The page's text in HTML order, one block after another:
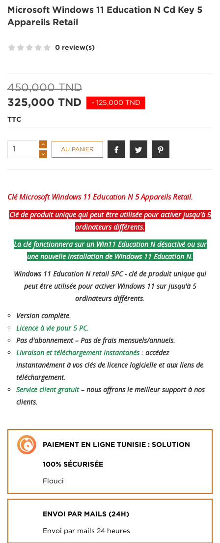
Microsoft Windows 11 Education N Cd Key 5
Appareils Retail
0 review(s)
450,000 TND
325,000 TND
- 125,000 TND
TTC
AU PANIER
Clé Microsoft Windows 11 Education N 5 Appareils Retail.
Clé de produit unique qui peut être utilisée pour activer jusqu'à 5
ordinateurs différents.
La clé fonctionnera sur un Win11 Education N désactivé ou sur
une nouvelle installation de Windows 11 Education N.
Windows 11 Education N retail 5PC - clé de produit unique qui
peut être utilisée pour activer Windows 11 sur jusqu'à 5
ordinateurs différents.
Version complète.
Licence à vie pour 5 PC.
Pas d'abonnement – ​​Pas de frais mensuels/annuels.
Livraison et téléchargement instantanés: accédez
instantanément à vos clés de licence logicielle et aux liens de
téléchargement.
Service client gratuit– nous offrons le meilleur support à nos
clients.
PAIEMENT EN LIGNE TUNISIE : SOLUTION
100% SÉCURISÉE
Flouci
ENVOI PAR MAILS (24H)
Envoi par mails 24 heures